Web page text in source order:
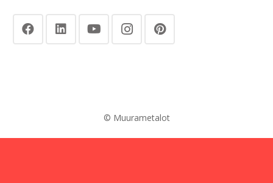
© Muurametalot